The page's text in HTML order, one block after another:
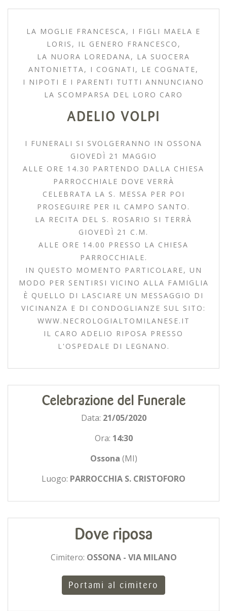
LA MOGLIE FRANCESCA, I FIGLI MAELA E
LORIS, IL GENERO FRANCESCO,
LA NUORA LOREDANA, LA SUOCERA
ANTONIETTA, I COGNATI, LE COGNATE,
I NIPOTI E I PARENTI TUTTI ANNUNCIANO
LA SCOMPARSA DEL LORO CARO
ADELIO VOLPI
I FUNERALI SI SVOLGERANNO IN OSSONA
GIOVEDÌ 21 MAGGIO
ALLE ORE 14.30 PARTENDO DALLA CHIESA
PARROCCHIALE DOVE VERRÀ
CELEBRATA LA S. MESSA PER POI
PROSEGUIRE PER IL CAMPO SANTO.
LA RECITA DEL S. ROSARIO SI TERRÀ
GIOVEDÌ 21 C.M.
ALLE ORE 14.00 PRESSO LA CHIESA
PARROCCHIALE.
IN QUESTO MOMENTO PARTICOLARE, UN
MODO PER SENTIRSI VICINO ALLA FAMIGLIA
È QUELLO DI LASCIARE UN MESSAGGIO DI
VICINANZA E DI CONDOGLIANZE SUL SITO:
WWW.NECROLOGIALTOMILANESE.IT
IL CARO ADELIO RIPOSA PRESSO
L'OSPEDALE DI LEGNANO.
Celebrazione del Funerale
Data: 21/05/2020
Ora: 14:30
Ossona (MI)
Luogo: PARROCCHIA S. CRISTOFORO
Dove riposa
Cimitero: OSSONA - VIA MILANO
Portami al cimitero